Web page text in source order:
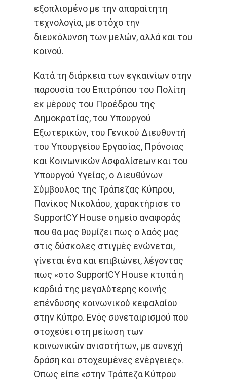
εξοπλισμένο με την απαραίτητη
τεχνολογία, με στόχο την
διευκόλυνση των μελών, αλλά και του
κοινού.
Κατά τη διάρκεια των εγκαινίων στην
παρουσία του Επιτρόπου του Πολίτη
εκ μέρους του Προέδρου της
Δημοκρατίας, του Υπουργού
Εξωτερικών, του Γενικού Διευθυντή
του Υπουργείου Εργασίας, Πρόνοιας
και Κοινωνικών Ασφαλίσεων και του
Υπουργού Υγείας, o Διευθύνων
Σύμβουλος της Τράπεζας Κύπρου,
Πανίκος Νικολάου, χαρακτήρισε το
SupportCΥ House σημείο αναφοράς
που θα μας θυμίζει πως ο λαός μας
στις δύσκολες στιγμές ενώνεται,
γίνεται ένα και επιβιώνει, λέγοντας
πως «στο SupportCY House κτυπά η
καρδιά της μεγαλύτερης κοινής
επένδυσης κοινωνικού κεφαλαίου
στην Κύπρο. Ενός συνεταιρισμού που
στοχεύει στη μείωση των
κοινωνικών ανισοτήτων, με συνεχή
δράση και στοχευμένες ενέργειες».
Όπως είπε «στην Τράπεζα Κύπρου